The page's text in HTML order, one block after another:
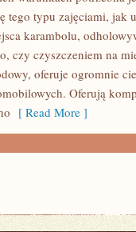
tego typu zajęciami, jak
karambolu,
czy czyszczeniem na
oferuje ogromnie
Oferują
[ Read More ]